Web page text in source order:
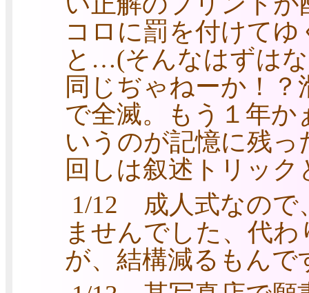
コロに罰を付けて
と…(そんなはずは
同じぢゃねーか！
で全滅。もう１年か
いうのが記憶に残
回しは叙述トリッ
1/12 成人式なので
ませんでした、代
が、結構減るもんで